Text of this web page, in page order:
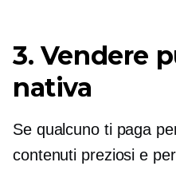
3. Vendere
nativa
Se qualcuno ti paga
contenuti preziosi e